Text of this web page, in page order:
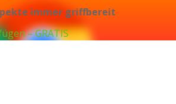
immer griffbereit
– GRATIS